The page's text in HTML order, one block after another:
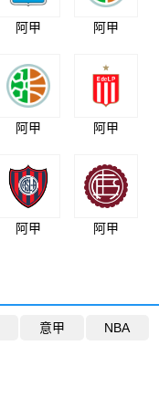
阿甲 阿甲
阿甲 阿甲
阿甲 阿甲
意甲 NBA